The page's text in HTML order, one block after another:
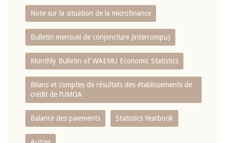
Note sur la situation de la microfinance
Bulletin mensuel de conjoncture (interrompu)
Monthly Bulletin of WAEMU Economic Statistics
Bilans et comptes de résultats des établissements de
crédit de l‘UMOA
Balance des paiements Statistics Yearbook